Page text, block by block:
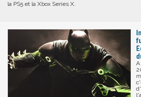
la PS5 et la Xbox Series X.